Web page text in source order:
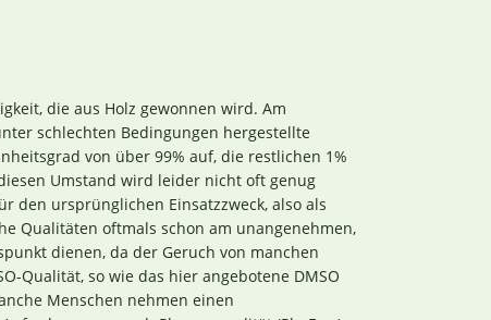
die aus Holz gewonnen wird. Am
schlechten Bedingungen hergestellte
von über 99% auf, die restlichen 1%
Umstand wird leider nicht oft genug
den ursprünglichen Einsatzzweck, also als
Qualitäten oftmals schon am unangenehmen,
dienen, da der Geruch von manchen
Qualität, so wie das hier angebotene DMSO
Menschen nehmen einen